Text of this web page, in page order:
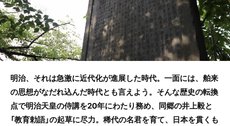
明治、それは急激に近代化が進展した時代。一面には、舶来
の思想がなだれ込んだ時代とも言えよう。そんな歴史の転換
点で明治天皇の侍講を20年にわたり務め、同郷の井上毅と
「教育勅語」の起草に尽力。稀代の名君を育て、日本を貫くも